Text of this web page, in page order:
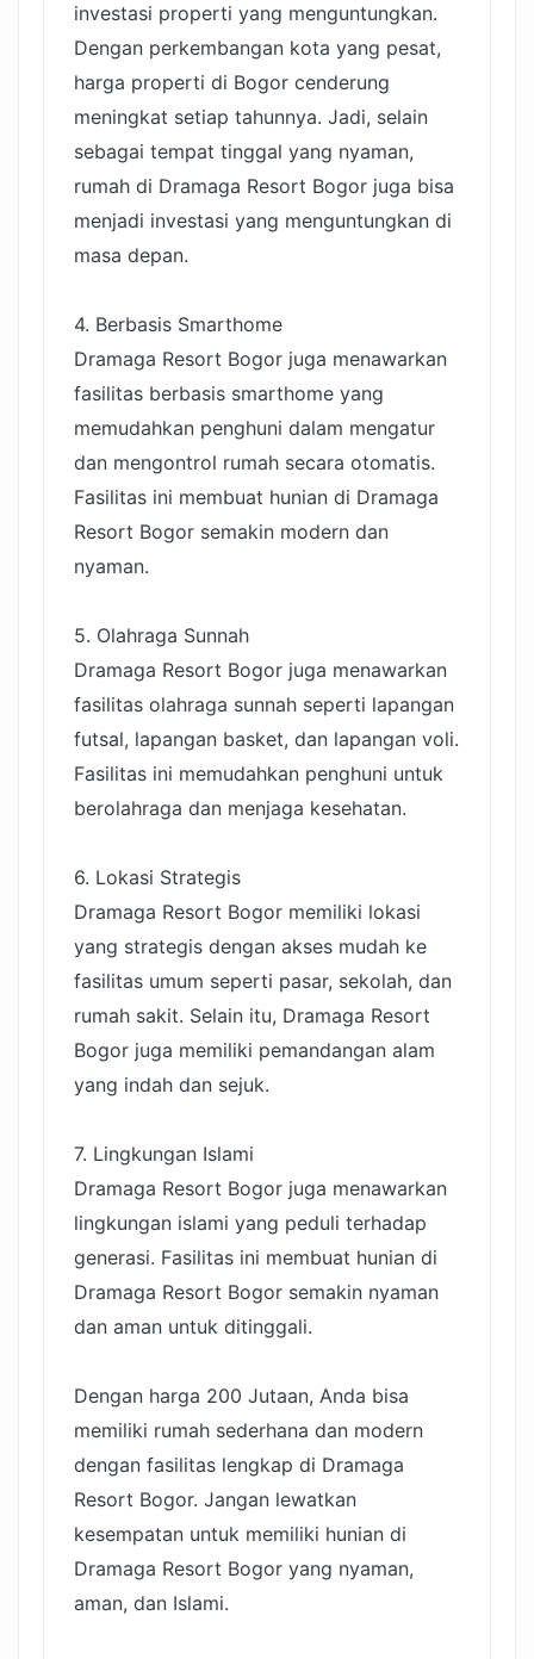
investasi properti yang menguntungkan.
Dengan perkembangan kota yang pesat,
harga properti di Bogor cenderung
meningkat setiap tahunnya. Jadi, selain
sebagai tempat tinggal yang nyaman,
rumah di Dramaga Resort Bogor juga bisa
menjadi investasi yang menguntungkan di
masa depan.
4. Berbasis Smarthome
Dramaga Resort Bogor juga menawarkan
fasilitas berbasis smarthome yang
memudahkan penghuni dalam mengatur
dan mengontrol rumah secara otomatis.
Fasilitas ini membuat hunian di Dramaga
Resort Bogor semakin modern dan
nyaman.
5. Olahraga Sunnah
Dramaga Resort Bogor juga menawarkan
fasilitas olahraga sunnah seperti lapangan
futsal, lapangan basket, dan lapangan voli.
Fasilitas ini memudahkan penghuni untuk
berolahraga dan menjaga kesehatan.
6. Lokasi Strategis
Dramaga Resort Bogor memiliki lokasi
yang strategis dengan akses mudah ke
fasilitas umum seperti pasar, sekolah, dan
rumah sakit. Selain itu, Dramaga Resort
Bogor juga memiliki pemandangan alam
yang indah dan sejuk.
7. Lingkungan Islami
Dramaga Resort Bogor juga menawarkan
lingkungan islami yang peduli terhadap
generasi. Fasilitas ini membuat hunian di
Dramaga Resort Bogor semakin nyaman
dan aman untuk ditinggali.
Dengan harga 200 Jutaan, Anda bisa
memiliki rumah sederhana dan modern
dengan fasilitas lengkap di Dramaga
Resort Bogor. Jangan lewatkan
kesempatan untuk memiliki hunian di
Dramaga Resort Bogor yang nyaman,
aman, dan Islami.